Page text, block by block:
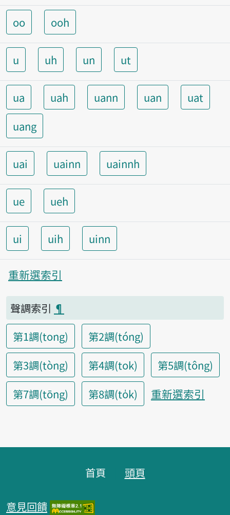
oo ooh
u uh un ut
ua uah uann uan
uat
uang
uai uainn uainnh
ue ueh
ui uih uinn
重新選索引
聲調索引 ¶
第1調(tong)
第2調(tóng)
第3調(tòng)
第4調(tok)
第5調(tông)
第7調(tōng)
第8調(to̍k) 重新選索引
首頁 頭頁
意見回饋